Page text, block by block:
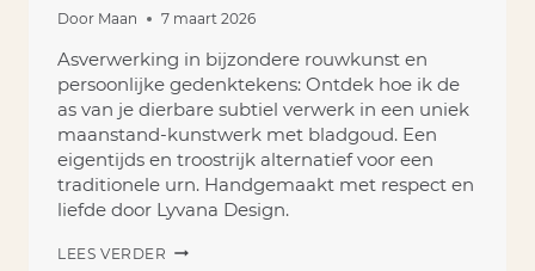
Door Maan 7 maart 2026
Asverwerking in bijzondere rouwkunst en
persoonlijke gedenktekens: Ontdek hoe ik de
as van je dierbare subtiel verwerk in een uniek
maanstand-kunstwerk met bladgoud. Een
eigentijds en troostrijk alternatief voor een
traditionele urn. Handgemaakt met respect en
liefde door Lyvana Design.
LEES VERDER ASVERWERKING